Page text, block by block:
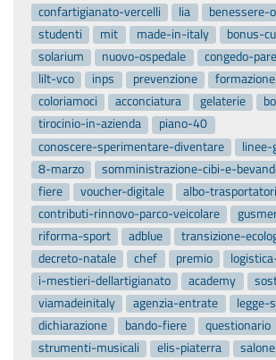
confartigianato-vercelli
lia
benessere-
studenti
mit made-in-italy bonus-
solarium
nuovo-ospedale congedo-
lilt-vco
inps prevenzione
coloriamoci
acconciatura gelaterie
tirocinio-in-azienda
piano-40
conoscere-sperimentare-diventare
linee-
8-marzo
somministrazione-cibi-e-
fiere
voucher-digitale albo-trasportatori
contributi-rinnovo-parco-veicolare
riforma-sport
adblue transizione-
decreto-natale
chef premio
i-mestieri-dellartigianato
academy
viamadeinitaly
agenzia-entrate legge-
dichiarazione
bando-fiere
questionario
strumenti-musicali
elis-piaterra